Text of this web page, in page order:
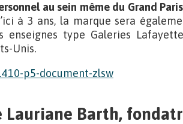
au sein même du Grand
à 3 ans, la marque sera
enseignes type Galeries
Unis.
Lauriane Barth,